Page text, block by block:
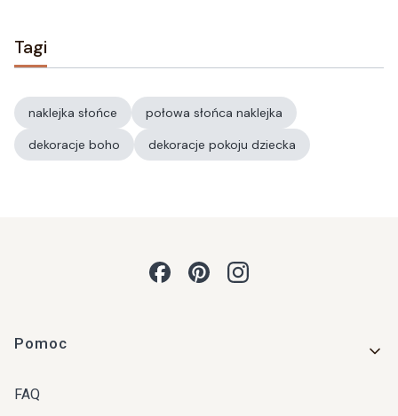
Tagi
naklejka słońce
połowa słońca naklejka
dekoracje boho
dekoracje pokoju dziecka
Linki w stopce
Pomoc
FAQ